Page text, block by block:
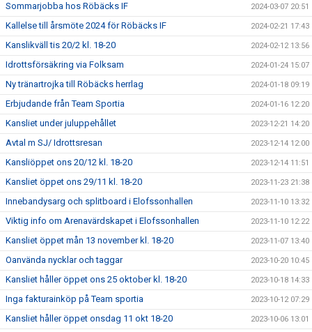
Sommarjobba hos Röbäcks IF 2024-03-07 20:51
Kallelse till årsmöte 2024 för Röbäcks IF 2024-02-21 17:43
Kanslikväll tis 20/2 kl. 18-20 2024-02-12 13:56
Idrottsförsäkring via Folksam 2024-01-24 15:07
Ny tränartrojka till Röbäcks herrlag 2024-01-18 09:19
Erbjudande från Team Sportia 2024-01-16 12:20
Kansliet under juluppehållet 2023-12-21 14:20
Avtal m SJ/ Idrottsresan 2023-12-14 12:00
Kansliöppet ons 20/12 kl. 18-20 2023-12-14 11:51
Kansliet öppet ons 29/11 kl. 18-20 2023-11-23 21:38
Innebandysarg och splitboard i Elofssonhallen 2023-11-10 13:32
Viktig info om Arenavärdskapet i Elofssonhallen 2023-11-10 12:22
Kansliet öppet mån 13 november kl. 18-20 2023-11-07 13:40
Oanvända nycklar och taggar 2023-10-20 10:45
Kansliet håller öppet ons 25 oktober kl. 18-20 2023-10-18 14:33
Inga fakturainköp på Team sportia 2023-10-12 07:29
Kansliet håller öppet onsdag 11 okt 18-20 2023-10-06 13:01